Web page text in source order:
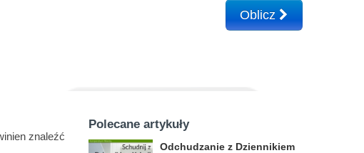
Oblicz
znaleźć
Polecane artykuły
Odchudzanie z Dziennikiem